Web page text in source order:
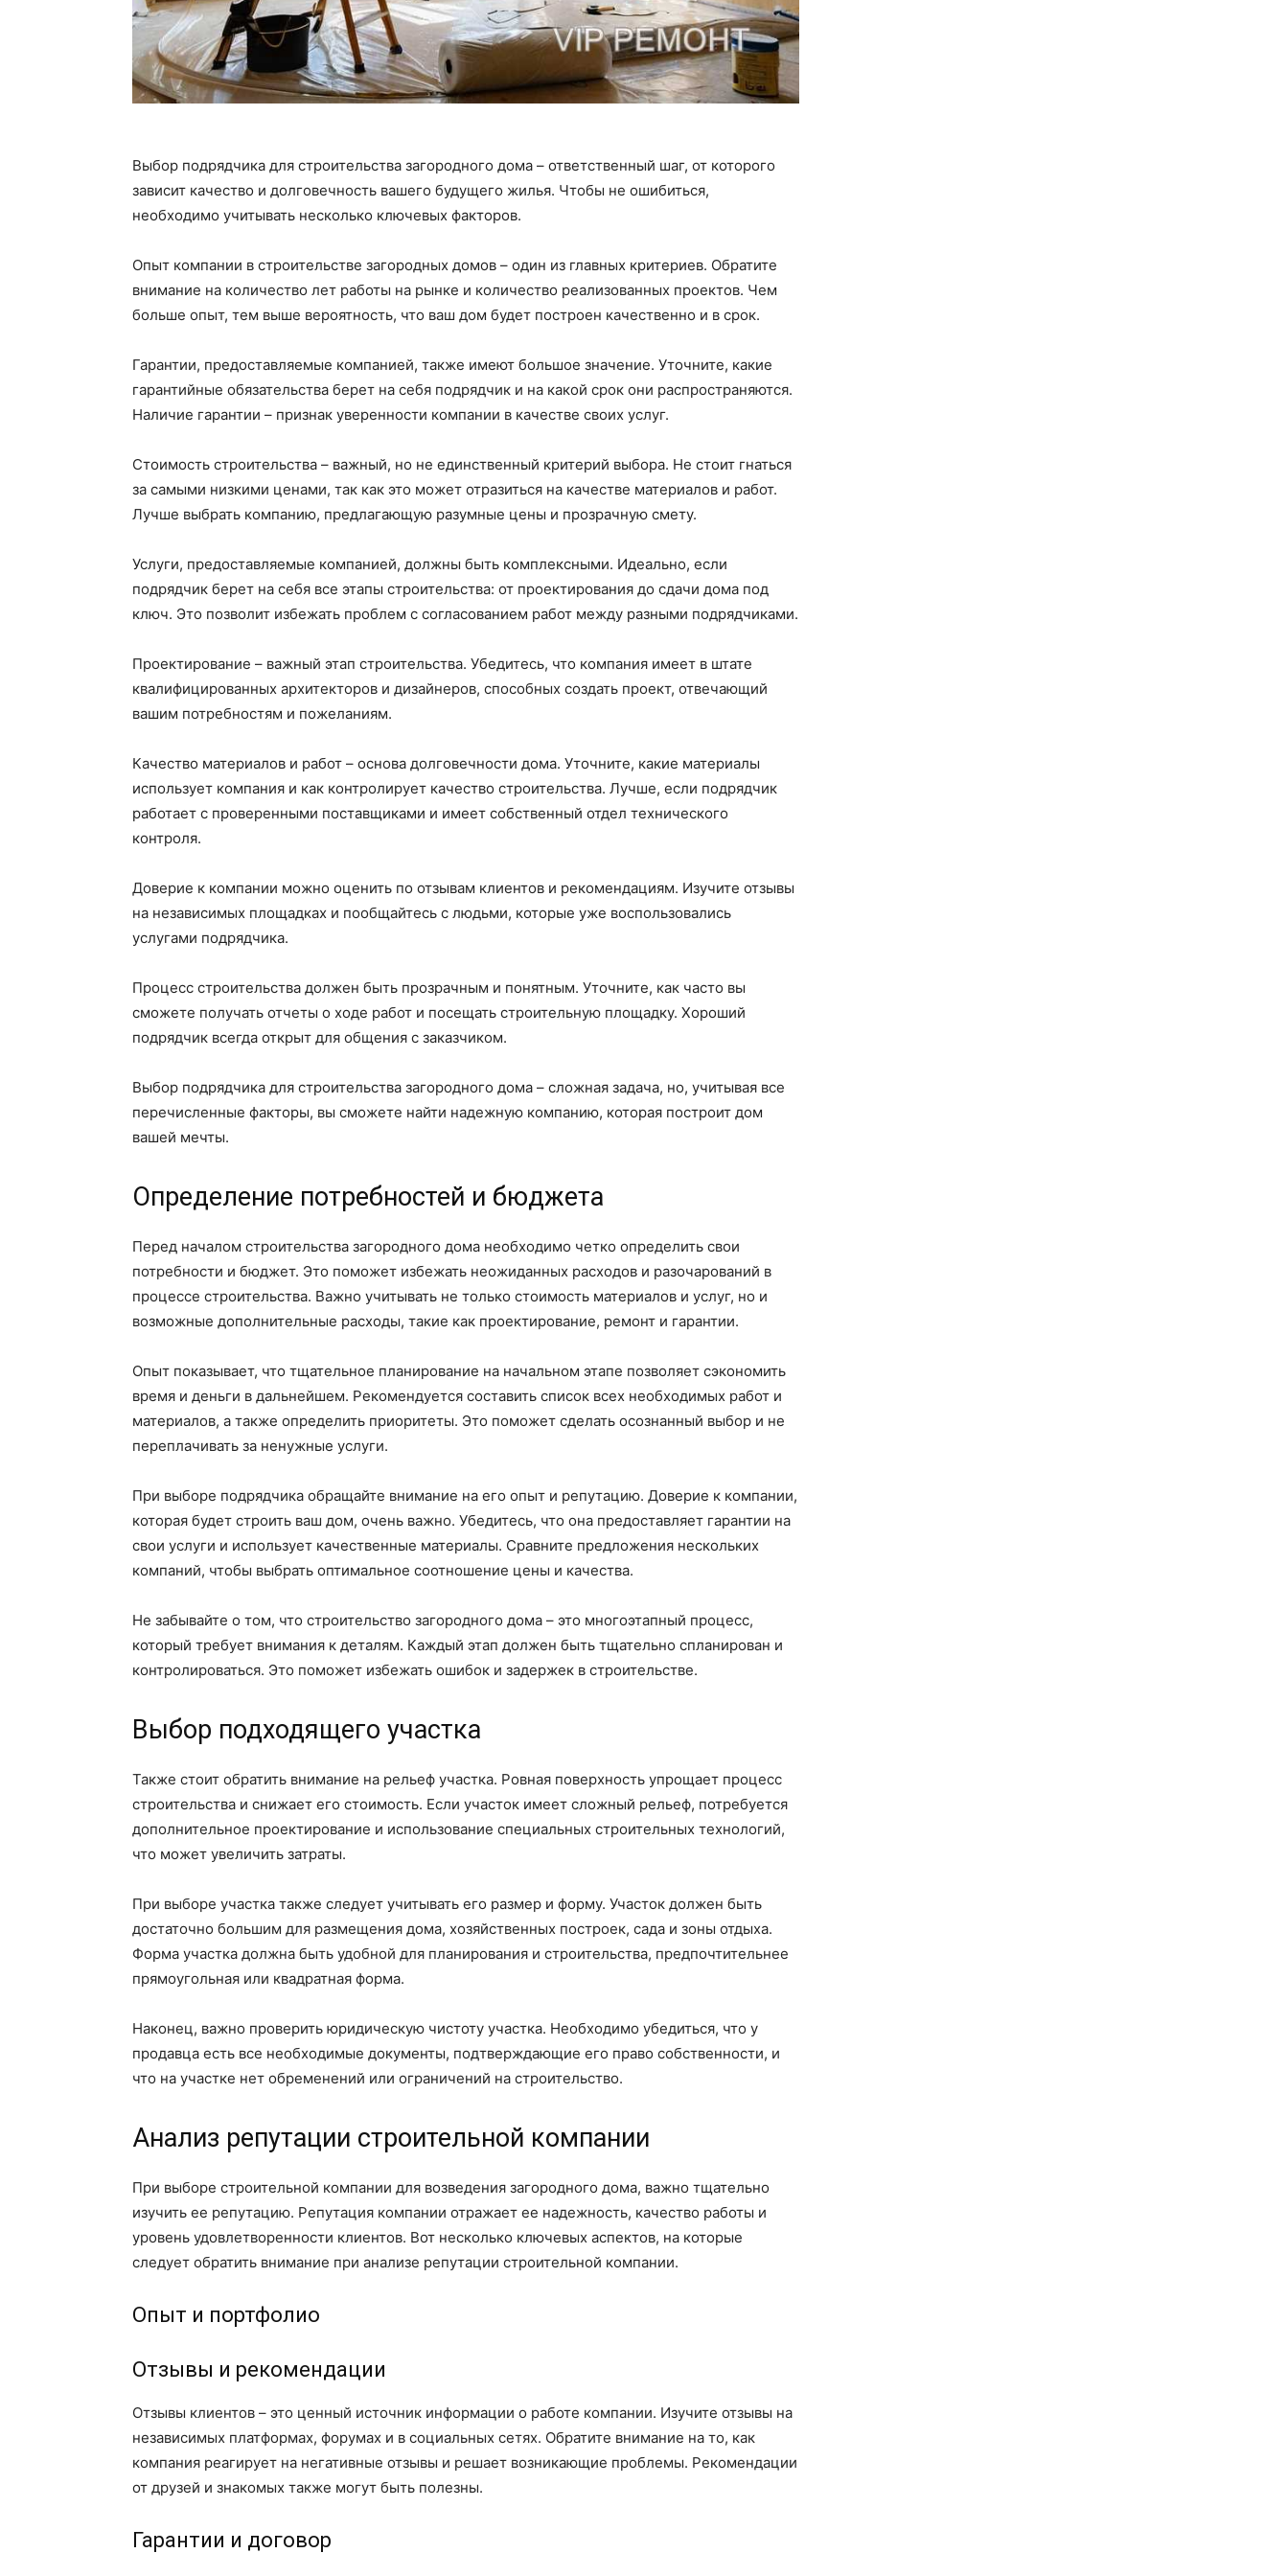
Выбор подрядчика для строительства загородного дома – ответственный шаг, от которого
зависит качество и долговечность вашего будущего жилья. Чтобы не ошибиться,
необходимо учитывать несколько ключевых факторов.
Опыт компании в строительстве загородных домов – один из главных критериев. Обратите
внимание на количество лет работы на рынке и количество реализованных проектов. Чем
больше опыт, тем выше вероятность, что ваш дом будет построен качественно и в срок.
Гарантии, предоставляемые компанией, также имеют большое значение. Уточните, какие
гарантийные обязательства берет на себя подрядчик и на какой срок они распространяются.
Наличие гарантии – признак уверенности компании в качестве своих услуг.
Стоимость строительства – важный, но не единственный критерий выбора. Не стоит гнаться
за самыми низкими ценами, так как это может отразиться на качестве материалов и работ.
Лучше выбрать компанию, предлагающую разумные цены и прозрачную смету.
Услуги, предоставляемые компанией, должны быть комплексными. Идеально, если
подрядчик берет на себя все этапы строительства: от проектирования до сдачи дома под
ключ. Это позволит избежать проблем с согласованием работ между разными подрядчиками.
Проектирование – важный этап строительства. Убедитесь, что компания имеет в штате
квалифицированных архитекторов и дизайнеров, способных создать проект, отвечающий
вашим потребностям и пожеланиям.
Качество материалов и работ – основа долговечности дома. Уточните, какие материалы
использует компания и как контролирует качество строительства. Лучше, если подрядчик
работает с проверенными поставщиками и имеет собственный отдел технического
контроля.
Доверие к компании можно оценить по отзывам клиентов и рекомендациям. Изучите отзывы
на независимых площадках и пообщайтесь с людьми, которые уже воспользовались
услугами подрядчика.
Процесс строительства должен быть прозрачным и понятным. Уточните, как часто вы
сможете получать отчеты о ходе работ и посещать строительную площадку. Хороший
подрядчик всегда открыт для общения с заказчиком.
Выбор подрядчика для строительства загородного дома – сложная задача, но, учитывая все
перечисленные факторы, вы сможете найти надежную компанию, которая построит дом
вашей мечты.
Определение потребностей и бюджета
Перед началом строительства загородного дома необходимо четко определить свои
потребности и бюджет. Это поможет избежать неожиданных расходов и разочарований в
процессе строительства. Важно учитывать не только стоимость материалов и услуг, но и
возможные дополнительные расходы, такие как проектирование, ремонт и гарантии.
Опыт показывает, что тщательное планирование на начальном этапе позволяет сэкономить
время и деньги в дальнейшем. Рекомендуется составить список всех необходимых работ и
материалов, а также определить приоритеты. Это поможет сделать осознанный выбор и не
переплачивать за ненужные услуги.
При выборе подрядчика обращайте внимание на его опыт и репутацию. Доверие к компании,
которая будет строить ваш дом, очень важно. Убедитесь, что она предоставляет гарантии на
свои услуги и использует качественные материалы. Сравните предложения нескольких
компаний, чтобы выбрать оптимальное соотношение цены и качества.
Не забывайте о том, что строительство загородного дома – это многоэтапный процесс,
который требует внимания к деталям. Каждый этап должен быть тщательно спланирован и
контролироваться. Это поможет избежать ошибок и задержек в строительстве.
Выбор подходящего участка
Также стоит обратить внимание на рельеф участка. Ровная поверхность упрощает процесс
строительства и снижает его стоимость. Если участок имеет сложный рельеф, потребуется
дополнительное проектирование и использование специальных строительных технологий,
что может увеличить затраты.
При выборе участка также следует учитывать его размер и форму. Участок должен быть
достаточно большим для размещения дома, хозяйственных построек, сада и зоны отдыха.
Форма участка должна быть удобной для планирования и строительства, предпочтительнее
прямоугольная или квадратная форма.
Наконец, важно проверить юридическую чистоту участка. Необходимо убедиться, что у
продавца есть все необходимые документы, подтверждающие его право собственности, и
что на участке нет обременений или ограничений на строительство.
Анализ репутации строительной компании
При выборе строительной компании для возведения загородного дома, важно тщательно
изучить ее репутацию. Репутация компании отражает ее надежность, качество работы и
уровень удовлетворенности клиентов. Вот несколько ключевых аспектов, на которые
следует обратить внимание при анализе репутации строительной компании.
Опыт и портфолио
Отзывы и рекомендации
Отзывы клиентов – это ценный источник информации о работе компании. Изучите отзывы на
независимых платформах, форумах и в социальных сетях. Обратите внимание на то, как
компания реагирует на негативные отзывы и решает возникающие проблемы. Рекомендации
от друзей и знакомых также могут быть полезны.
Гарантии и договор